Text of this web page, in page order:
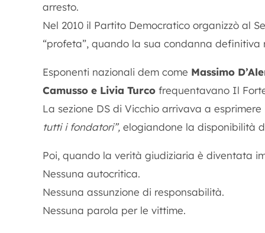
arresto.
Nel 2010 il Partito Democratico organizzò al
“profeta”, quando la sua condanna definitiva
Esponenti nazionali dem come Massimo
Camusso e Livia Turco frequentavano Il
La sezione DS di Vicchio arrivava a
tutti i fondatori”, elogiandone la disponibilità
Poi, quando la verità giudiziaria è diventata
Nessuna autocritica.
Nessuna assunzione di responsabilità.
Nessuna parola per le vittime.